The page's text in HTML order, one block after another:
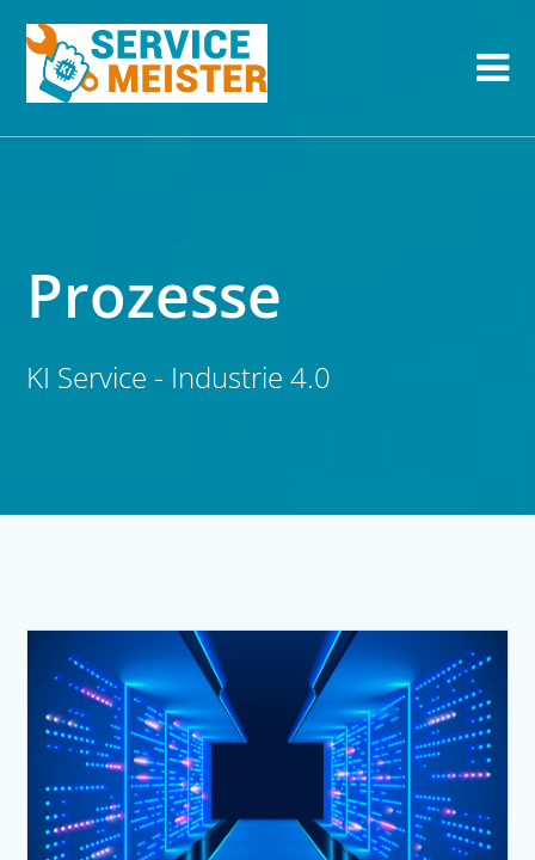
Prozesse
KI Service - Industrie 4.0